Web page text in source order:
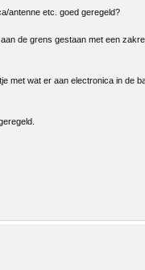
antenne etc. goed geregeld?
de grens gestaan met een
met wat er aan electronica in de